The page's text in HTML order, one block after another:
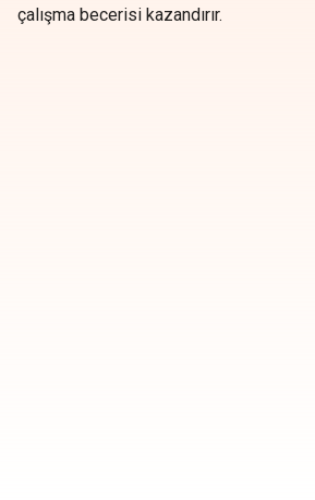
çalışma becerisi kazandırır.